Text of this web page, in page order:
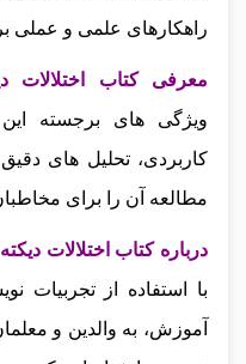
راهکارهای علمی و عملی
معرفی کتاب اختلالات
ویژگی‌ های برجسته
کاربردی، تحلیل‌ های
مطالعه آن را برای
درباره کتاب اختلالات
با استفاده از تجربیات
آموزش، به والدین و